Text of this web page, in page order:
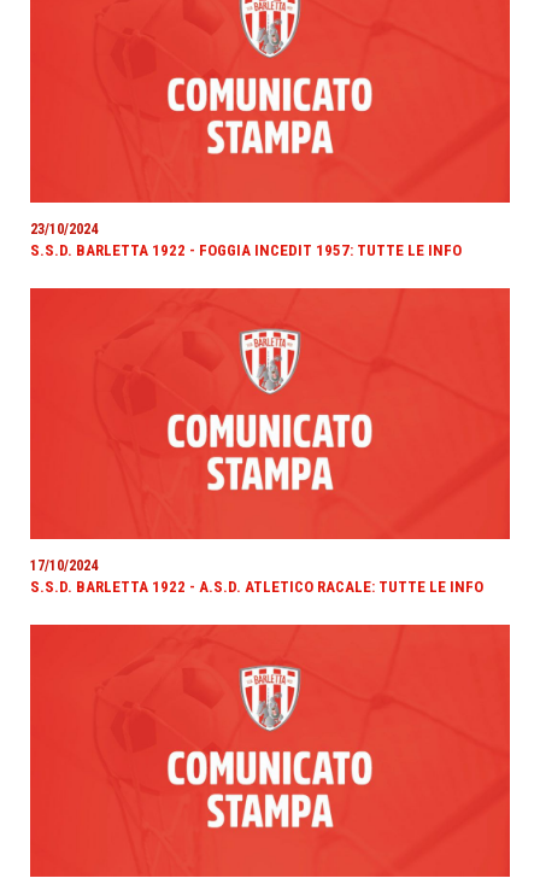
23/10/2024
S.S.D. BARLETTA 1922 - FOGGIA INCEDIT 1957: TUTTE LE INFO
17/10/2024
S.S.D. BARLETTA 1922 - A.S.D. ATLETICO RACALE: TUTTE LE INFO